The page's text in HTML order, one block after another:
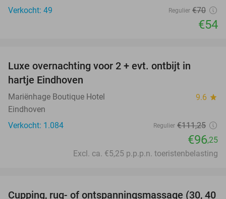
Verkocht: 49
Regulier €70
€54
Luxe overnachting voor 2 + evt. ontbijt in
hartje Eindhoven
Mariënhage Boutique Hotel 9.6 star
Eindhoven
Verkocht: 1.084
Regulier €111,25
€96,25
Excl. ca. €5,25 p.p.p.n. toeristenbelasting
Cupping, rug- of ontspanningsmassage (30, 40